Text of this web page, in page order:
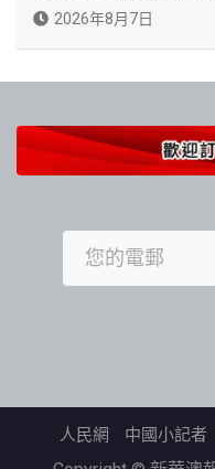
2026年8月7日
人民網 中國小記者